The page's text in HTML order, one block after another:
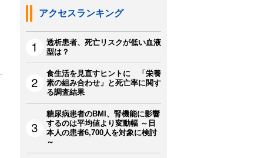
アクセスランキング
透析患者、死亡リスクが低い血液
型は？
食生活を見直すヒントに 「栄養
素の組み合わせ」と死亡率に関す
る調査結果
糖尿病患者のBMI、腎機能に影響
するのは平均値より変動幅 ～日
本人の患者6,700人を対象に検討
～